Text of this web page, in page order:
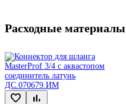
Расходные материалы